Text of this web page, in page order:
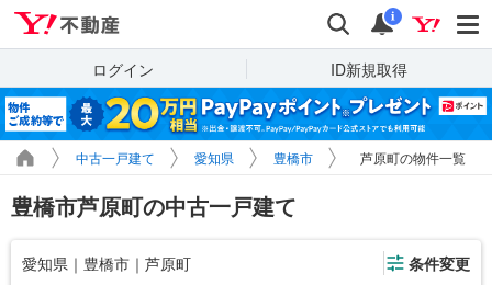
検索 通知
i
ログイン ID新規取得
中古一戸建て 愛知県 豊橋市 芦原町の物件一覧
豊橋市芦原町の中古一戸建て
愛知県｜豊橋市｜芦原町 条件変更